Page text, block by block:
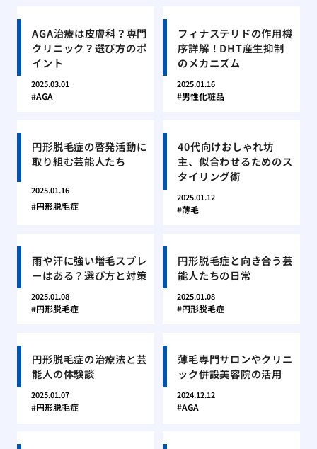
AGA治療は皮膚科？専門
クリニック？選び方のポ
イント
2025.03.01
AGA
フィナステリドの作用機
序詳解！DHT産生抑制
のメカニズム
2025.01.16
男性化粧品
円形脱毛症の啓発活動に
取り組む芸能人たち
2025.01.16
円形脱毛症
40代向けおしゃれ坊
主、似合わせるためのス
タイリング術
2025.01.12
薄毛
雨や汗に強い増毛スプレ
ーはある？選び方と対策
2025.01.08
円形脱毛症
円形脱毛症と向き合う芸
能人たちの日常
2025.01.08
円形脱毛症
円形脱毛症の治療法と芸
能人の体験談
2025.01.07
円形脱毛症
薄毛専門サロンやクリニ
ック併設美容院の活用
2024.12.12
AGA